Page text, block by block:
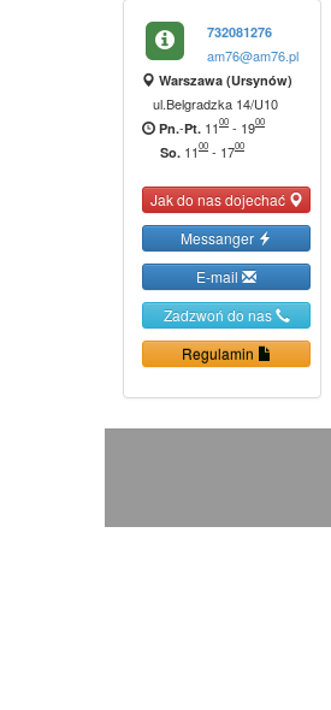
732081276
am76@am76.pl
Warszawa (Ursynów)
ul.Belgradzka 14/U10
Pn.-Pt. 1100 - 1900
So. 1100 - 1700
Jak do nas dojechać
Messanger
E-mail
Zadzwoń do nas
Regulamin